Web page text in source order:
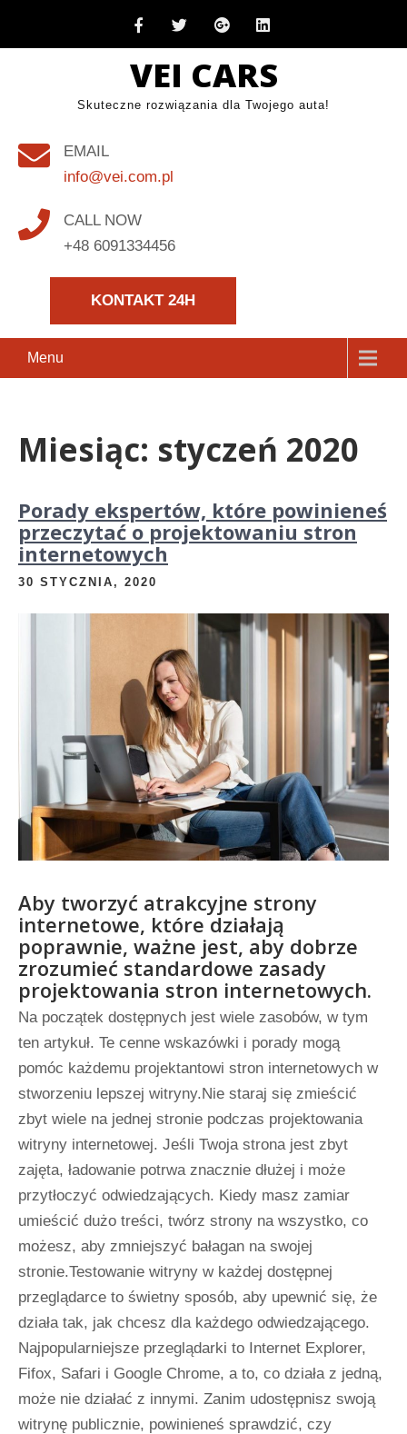
VEI CARS
Skuteczne rozwiązania dla Twojego auta!
EMAIL
info@vei.com.pl
CALL NOW
+48 6091334456
KONTAKT 24H
Menu
Miesiąc: styczeń 2020
Porady ekspertów, które powinieneś
przeczytać o projektowaniu stron
internetowych
30 STYCZNIA, 2020
Aby tworzyć atrakcyjne strony
internetowe, które działają
poprawnie, ważne jest, aby dobrze
zrozumieć standardowe zasady
projektowania stron internetowych.
Na początek dostępnych jest wiele zasobów, w tym
ten artykuł. Te cenne wskazówki i porady mogą
pomóc każdemu projektantowi stron internetowych w
stworzeniu lepszej witryny.Nie staraj się zmieścić
zbyt wiele na jednej stronie podczas projektowania
witryny internetowej. Jeśli Twoja strona jest zbyt
zajęta, ładowanie potrwa znacznie dłużej i może
przytłoczyć odwiedzających. Kiedy masz zamiar
umieścić dużo treści, twórz strony na wszystko, co
możesz, aby zmniejszyć bałagan na swojej
stronie.Testowanie witryny w każdej dostępnej
przeglądarce to świetny sposób, aby upewnić się, że
działa tak, jak chcesz dla każdego odwiedzającego.
Najpopularniejsze przeglądarki to Internet Explorer,
Fifox, Safari i Google Chrome, a to, co działa z jedną,
może nie działać z innymi. Zanim udostępnisz swoją
witrynę publicznie, powinieneś sprawdzić, czy